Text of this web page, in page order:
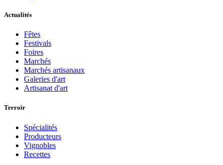
Actualités
Fêtes
Festivals
Foires
Marchés
Marchés artisanaux
Galeries d'art
Artisanat d'art
Terroir
Spécialités
Producteurs
Vignobles
Recettes